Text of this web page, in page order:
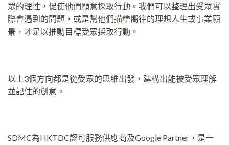
眾的理性，促使他們願意採取行動。我們可以整理出受眾實
際會遇到的問題，或是幫他們描繪嚮往的理想人生或事業願
景，才足以推動目標受眾採取行動。
以上3個方向都是從受眾的思維出發，建構出能被受眾理解
並記住的創意。
SDMC為HKTDC認可服務供應商及Google Partner，是一